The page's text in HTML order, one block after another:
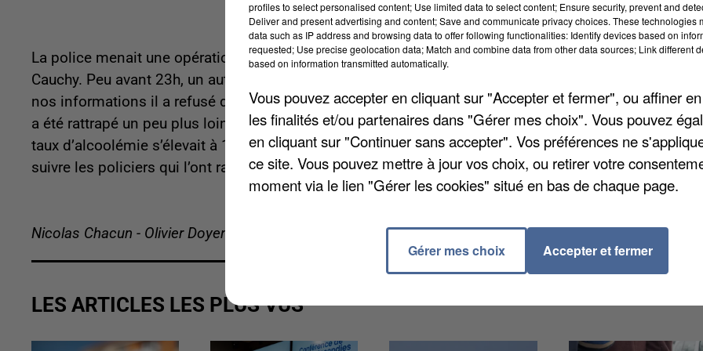
La police menait une opération de contrôles routiers dimanche 18 mai 2025 au niveau du square
Cauchy. Peu avant 23h, un automobiliste de 35 ans s’est approché du point de contrôle, mais selon
nos informations il a refusé d’obtempérer aux policiers qui lui faisaient signe de s’arrêter. Le
a été rattrapé un peu plus loin. L'occasion de comprendre pourquoi il voulait échapper au contrôle :
taux d’alcoolémie s’élevait à 1,3 gramme par litre de sang. Il a du immobiliser son véhicule sur place
suivre les policiers qui l’ont ramené au commissariat.
Nicolas Chacun - Olivier Doyen
LES ARTICLES LES PLUS VUS
profiles to select personalised content; Use limited data to select content; Ensure security, prevent and
Deliver and present advertising and content; Save and communicate privacy choices. These technologies
data such as IP address and browsing data to offer following functionalities: Identify devices based on
requested; Use precise geolocation data; Match and combine data from other data sources; Link different
based on information transmitted automatically.
Vous pouvez accepter en cliquant sur "Accepter et fermer", ou affiner
les finalités et/ou partenaires dans "Gérer mes choix". Vous pouvez
en cliquant sur "Continuer sans accepter". Vos préférences ne
ce site. Vous pouvez mettre à jour vos choix, ou retirer votre
moment via le lien "Gérer les cookies" situé en bas de chaque page.
Gérer mes choix Accepter et fermer